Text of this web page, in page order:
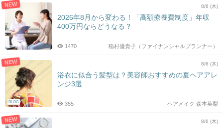
NEW 8/6 (木)
2026年8月から変わる！「高額療養費制度」年収
400万円ならどうなる？
稲村優貴子（ファイナンシャルプランナー）
1470
NEW
BLOG
8/6 (木)
浴衣に似合う髪型は？美容師おすすめの夏ヘアアレ
ンジ3選
ヘアメイク 森本英梨
355
NEW 8/6 (木)